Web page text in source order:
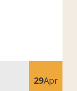
29Apr